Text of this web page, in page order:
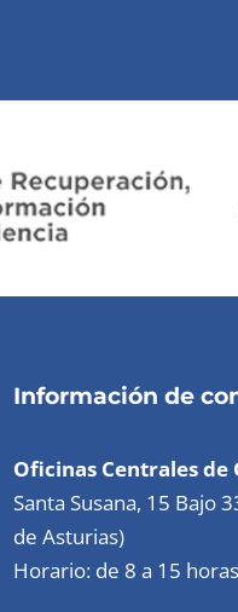
Información de
Oficinas Centrales de
Santa Susana, 15 Bajo
de Asturias)
Horario: de 8 a 15 horas